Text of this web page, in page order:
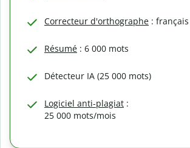
Correcteur d'orthographe :
Résumé : 6 000 mots
Détecteur IA (25 000 mots)
Logiciel anti-plagiat :
25 000 mots/mois